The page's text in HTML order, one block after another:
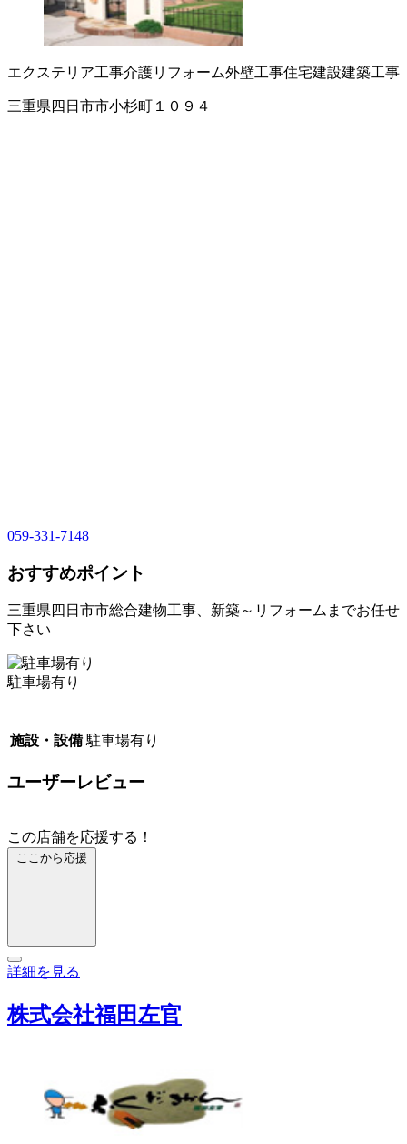
エクステリア工事介護リフォーム外壁工事住宅建設建築工事
三重県四日市市小杉町１０９４
059-331-7148
おすすめポイント
三重県四日市市総合建物工事、新築～リフォームまでお任せ
下さい
駐車場有り
施設・設備 駐車場有り
ユーザーレビュー
この店舗を応援する！
ここから応援
詳細を見る
株式会社福田左官